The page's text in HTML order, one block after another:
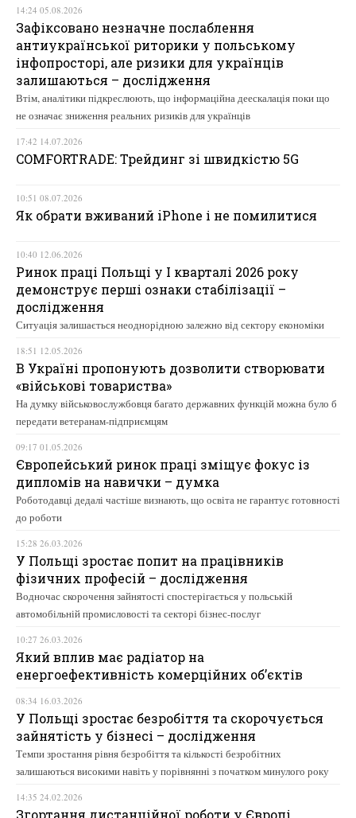
14:24 05.08.2026
Зафіксовано незначне послаблення
антиукраїнської риторики у польському
інфопросторі, але ризики для українців
залишаються – дослідження
Втім, аналітики підкреслюють, що інформаційна деескалація поки що
не означає зниження реальних ризиків для українців
17:42 14.07.2026
COMFORTRADE: Трейдинг зі швидкістю 5G
10:51 08.07.2026
Як обрати вживаний iPhone і не помилитися
10:40 12.06.2026
Ринок праці Польщі у І кварталі 2026 року
демонструє перші ознаки стабілізації –
дослідження
Ситуація залишається неоднорідною залежно від сектору економіки
18:51 12.05.2026
В Україні пропонують дозволити створювати
«військові товариства»
На думку військовослужбовця багато державних функцій можна було б
передати ветеранам-підприємцям
09:17 01.05.2026
Європейський ринок праці зміщує фокус із
дипломів на навички – думка
Роботодавці дедалі частіше визнають, що освіта не гарантує готовності
до роботи
15:28 26.03.2026
У Польщі зростає попит на працівників
фізичних професій – дослідження
Водночас скорочення зайнятості спостерігається у польській
автомобільній промисловості та секторі бізнес-послуг
10:27 26.03.2026
Який вплив має радіатор на
енергоефективність комерційних об’єктів
08:34 16.03.2026
У Польщі зростає безробіття та скорочується
зайнятість у бізнесі – дослідження
Темпи зростання рівня безробіття та кількості безробітних
залишаються високими навіть у порівнянні з початком минулого року
14:35 24.02.2026
Згортання дистанційної роботи у Європі